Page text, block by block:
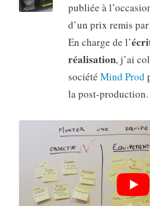
publiée à
d’un prix remis
En charge de l’
réalisation, j’ai
sociétéMind Prod
la post-production.